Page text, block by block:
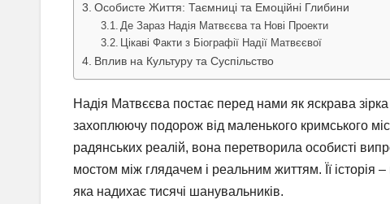
Особисте Життя: Таємниці та Емоційні Глибини
Де Зараз Надія Матвєєва та Нові Проекти
Цікаві Факти з Біографії Надії Матвєєвої
Вплив на Культуру та Суспільство
Надія Матвєєва постає перед нами як яскрава
захоплюючу подорож від маленького кримського
радянських реалій, вона перетворила особисті
мостом між глядачем і реальним життям. Її історія
яка надихає тисячі шанувальників.